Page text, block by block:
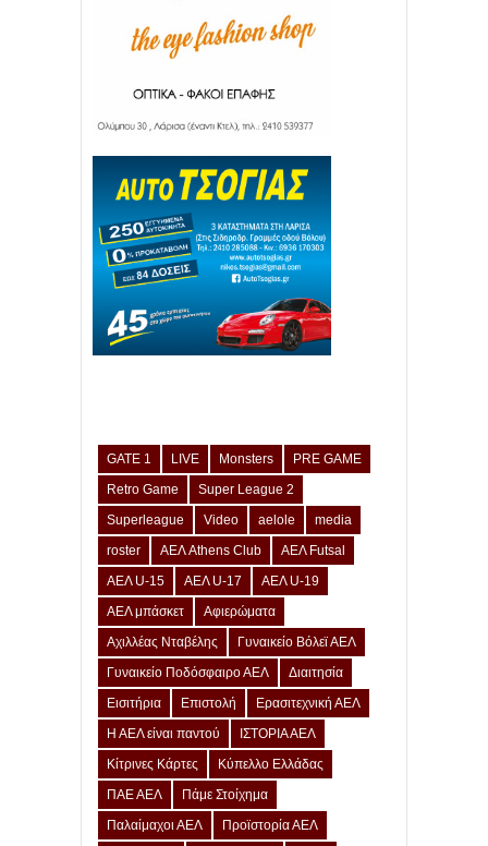
GATE 1 LIVE Monsters
PRE GAME
Retro Game
Super League 2
Superleague
Video aelole
media
roster
ΑΕΛ Athens Club
ΑΕΛ Futsal
ΑΕΛ U-15
ΑΕΛ U-17
ΑΕΛ U-19
ΑΕΛ μπάσκετ
Αφιερώματα
Αχιλλέας Νταβέλης
Γυναικείο Βόλεϊ ΑΕΛ
Γυναικείο Ποδόσφαιρο ΑΕΛ
Διαιτησία
Εισιτήρια
Επιστολή
Ερασιτεχνική ΑΕΛ
Η ΑΕΛ είναι παντού
ΙΣΤΟΡΙΑ ΑΕΛ
Κίτρινες Κάρτες
Κύπελλο Ελλάδας
ΠΑΕ ΑΕΛ
Πάμε Στοίχημα
Παλαίμαχοι ΑΕΛ
Προϊστορία ΑΕΛ